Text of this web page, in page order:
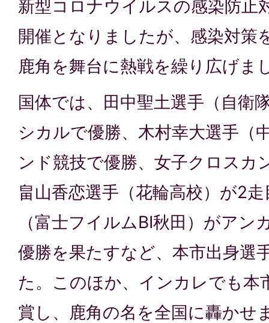
新型コロナウイルスの感染防止
開催となりましたが、感染対策
鹿角を舞台に熱戦を繰り広げま
国体では、田中聖土選手（自衛
シカルで優勝、木村幸大選手（
ンド競技で優勝、女子クロスカ
畠山香恋選手（花輪高校）が2
（富士フイルムBI秋田）がアン
優勝を果たすなど、本市出身選
た。このほか、インカレでも本
賞し、鹿角の名を全国に轟かせ